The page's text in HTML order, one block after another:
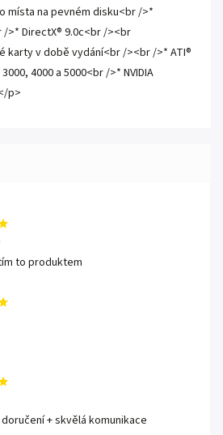
místa na pevném disku<br />*
/>* DirectX® 9.0c<br /><br
karty v době vydání<br /><br />* ATI®
4000 a 5000<br />* NVIDIA
p>
to produktem
+ skvělá komunikace